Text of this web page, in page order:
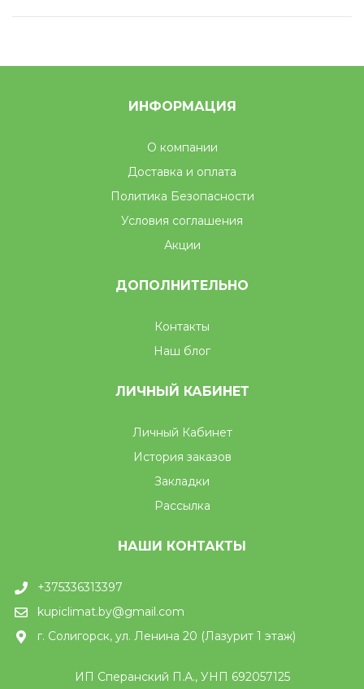
ИНФОРМАЦИЯ
О компании
Доставка и оплата
Политика Безопасности
Условия соглашения
Акции
ДОПОЛНИТЕЛЬНО
Контакты
Наш блог
ЛИЧНЫЙ КАБИНЕТ
Личный Кабинет
История заказов
Закладки
Рассылка
НАШИ КОНТАКТЫ
+375336313397
kupiclimat.by@gmail.com
г. Солигорск, ул. Ленина 20 (Лазурит 1 этаж)
ИП Сперанский П.А., УНП 692057125